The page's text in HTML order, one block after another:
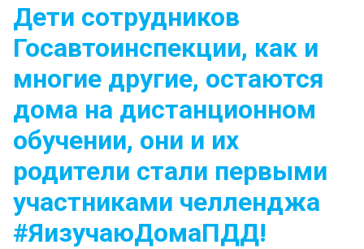
Дети сотрудников
Госавтоинспекции, как и
многие другие, остаются
дома на дистанционном
обучении, они и их
родители стали первыми
участниками челленджа
#ЯизучаюДомаПДД!